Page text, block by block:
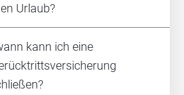
Urlaub?
kann ich eine